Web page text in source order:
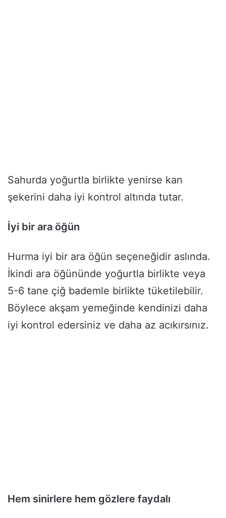
Sahurda yoğurtla birlikte yenirse kan
şekerini daha iyi kontrol altında tutar.
İyi bir ara öğün
Hurma iyi bir ara öğün seçeneğidir aslında.
İkindi ara öğününde yoğurtla birlikte veya
5-6 tane çiğ bademle birlikte tüketilebilir.
Böylece akşam yemeğinde kendinizi daha
iyi kontrol edersiniz ve daha az acıkırsınız.
Hem sinirlere hem gözlere faydalı